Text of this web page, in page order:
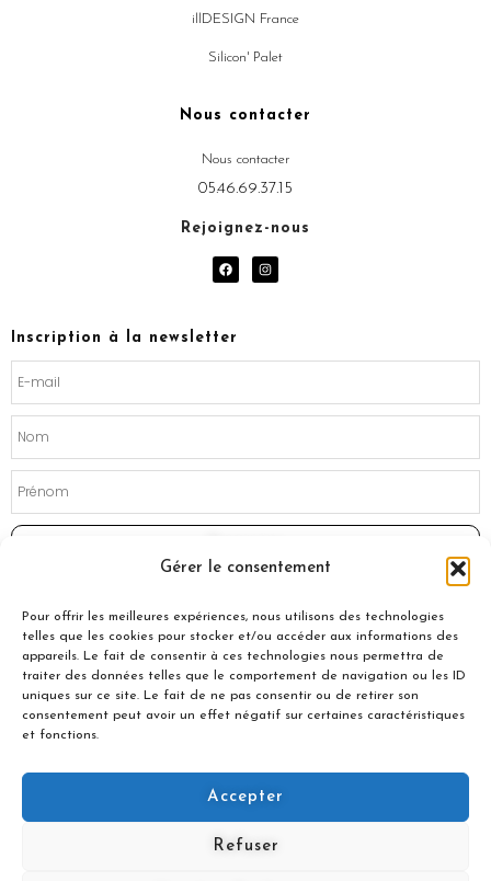
Gérer le consentement
Pour offrir les meilleures expériences, nous utilisons des technologies
telles que les cookies pour stocker et/ou accéder aux informations des
appareils. Le fait de consentir à ces technologies nous permettra de
traiter des données telles que le comportement de navigation ou les ID
uniques sur ce site. Le fait de ne pas consentir ou de retirer son
consentement peut avoir un effet négatif sur certaines caractéristiques
et fonctions.
Accepter
Refuser
illDESIGN France
Silicon' Palet
Nous contacter
Nous contacter
05.46.69.37.15
Rejoignez-nous
F
a
o
I
n
Inscription à la newsletter
Avec le soutien de :